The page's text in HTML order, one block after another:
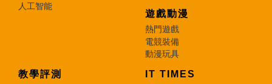
人工智能
遊戲動漫
熱門遊戲
電競裝備
動漫玩具
教學評測 IT TIMES